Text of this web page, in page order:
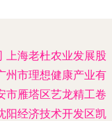
上海老杜农业发展股
州市理想健康产业有
市雁塔区艺龙精工卷
阳经济技术开发区凯